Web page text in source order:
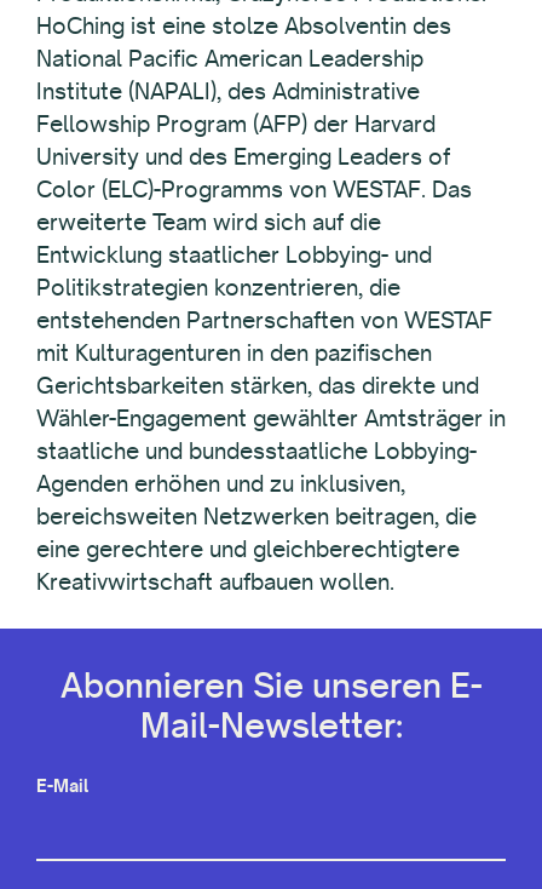
HoChing ist eine stolze Absolventin des
National Pacific American Leadership
Institute (NAPALI), des Administrative
Fellowship Program (AFP) der Harvard
University und des Emerging Leaders of
Color (ELC)-Programms von WESTAF. Das
erweiterte Team wird sich auf die
Entwicklung staatlicher Lobbying- und
Politikstrategien konzentrieren, die
entstehenden Partnerschaften von WESTAF
mit Kulturagenturen in den pazifischen
Gerichtsbarkeiten stärken, das direkte und
Wähler-Engagement gewählter Amtsträger in
staatliche und bundesstaatliche Lobbying-
Agenden erhöhen und zu inklusiven,
bereichsweiten Netzwerken beitragen, die
eine gerechtere und gleichberechtigtere
Kreativwirtschaft aufbauen wollen.
Abonnieren Sie unseren E-
Mail-Newsletter:
E-Mail